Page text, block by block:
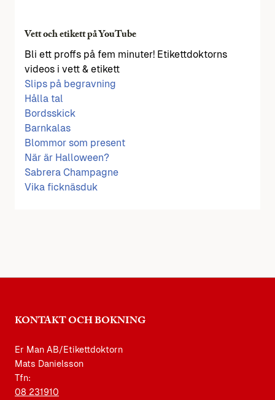
Vett och etikett på YouTube
Bli ett proffs på fem minuter! Etikettdoktorns
videos i vett & etikett
Slips på begravning
Hålla tal
Bordsskick
Barnkalas
Blommor som present
När är Halloween?
Sabrera Champagne
Vika ficknäsduk
KONTAKT OCH BOKNING
Er Man AB/Etikettdoktorn
Mats Danielsson
Tfn:
08 231910